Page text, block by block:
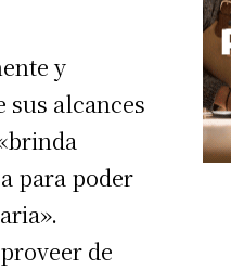
y
sus alcances
para poder
de